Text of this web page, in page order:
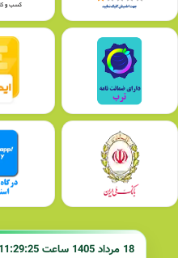
18 مرداد 1405 ساعت 11:29:25